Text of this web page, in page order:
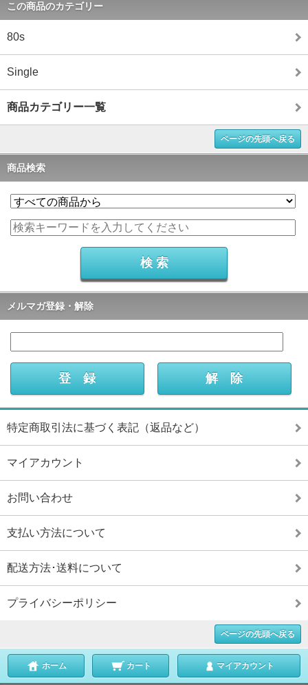
この商品のカテゴリー
80s
Single
商品カテゴリー一覧
ページの先頭へ戻る
商品検索
メルマガ登録・解除
特定商取引法に基づく表記（返品など）
マイアカウント
お問い合わせ
支払い方法について
配送方法･送料について
プライバシーポリシー
ページの先頭へ戻る
ホーム カート マイアカウント